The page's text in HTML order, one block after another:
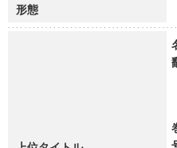
形態